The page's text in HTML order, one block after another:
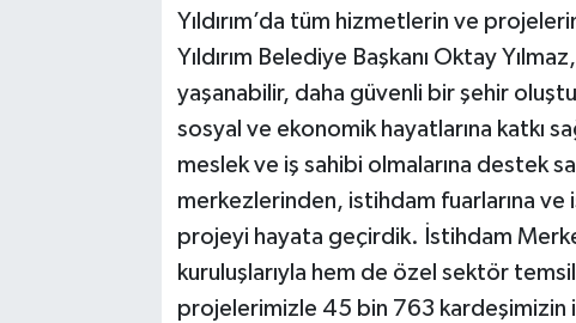
Yıldırım’da tüm hizmetlerin ve
Yıldırım Belediye Başkanı Oktay
yaşanabilir, daha güvenli bir şehir
sosyal ve ekonomik hayatlarına katkı
meslek ve iş sahibi olmalarına destek
merkezlerinden, istihdam fuarlarına
projeyi hayata geçirdik. İstihdam
kuruluşlarıyla hem de özel sektör
projelerimizle 45 bin 763 kardeşimizin